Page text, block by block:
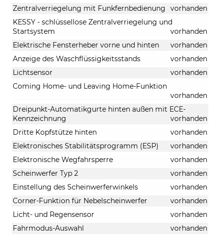
Zentralverriegelung mit Funkfernbedienung
vorhanden
KESSY - schlüssellose Zentralverriegelung und
Startsystem
vorhanden
Elektrische Fensterheber vorne und hinten
vorhanden
Anzeige des Waschflüssigkeitsstands
vorhanden
Lichtsensor
vorhanden
Coming Home- und Leaving Home-Funktion
vorhanden
Dreipunkt-Automatikgurte hinten außen mit ECE-
Kennzeichnung
vorhanden
Dritte Kopfstütze hinten
vorhanden
Elektronisches Stabilitätsprogramm (ESP)
vorhanden
Elektronische Wegfahrsperre
vorhanden
Scheinwerfer Typ 2
vorhanden
Einstellung des Scheinwerferwinkels
vorhanden
Corner-Funktion für Nebelscheinwerfer
vorhanden
Licht- und Regensensor
vorhanden
Fahrmodus-Auswahl
vorhanden